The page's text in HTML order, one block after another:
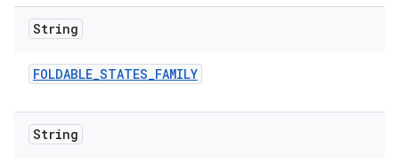
String
FOLDABLE_STATES_FAMILY
String